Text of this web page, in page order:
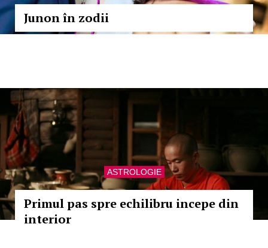
Junon în zodii
ASTROLOGIE
Primul pas spre echilibru incepe din
interior